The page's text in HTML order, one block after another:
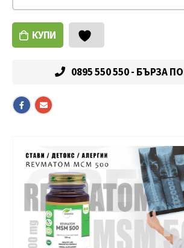
КУПИ
0895 550 550 - БЪРЗА